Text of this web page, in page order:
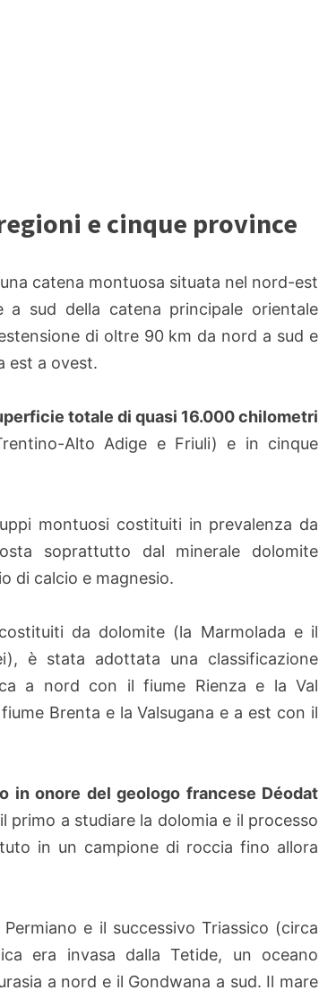
e cinque province
catena montuosa situata nel nord-est
a sud della catena principale orientale
di oltre 90 km da nord a sud e
est a ovest.
totale di quasi 16.000 chilometri
Alto Adige e Friuli) e in cinque
montuosi costituiti in prevalenza da
soprattutto dal minerale dolomite
di calcio e magnesio.
da dolomite (la Marmolada e il
è stata adottata una classificazione
a nord con il fiume Rienza e la Val
Brenta e la Valsugana e a est con il
in onore del geologo francese Déodat
primo a studiare la dolomia e il processo
in un campione di roccia fino allora
e il successivo Triassico (circa
era invasa dalla Tetide, un oceano
a nord e il Gondwana a sud. Il mare